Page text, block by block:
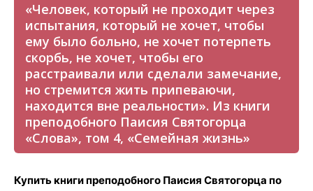
«Человек, который не проходит через
испытания, который не хочет, чтобы
ему было больно, не хочет потерпеть
скорбь, не хочет, чтобы его
расстраивали или сделали замечание,
но стремится жить припеваючи,
находится вне реальности». Из книги
преподобного Паисия Святогорца
«Слова», том 4, «Семейная жизнь»
Купить книги преподобного Паисия Святогорца по